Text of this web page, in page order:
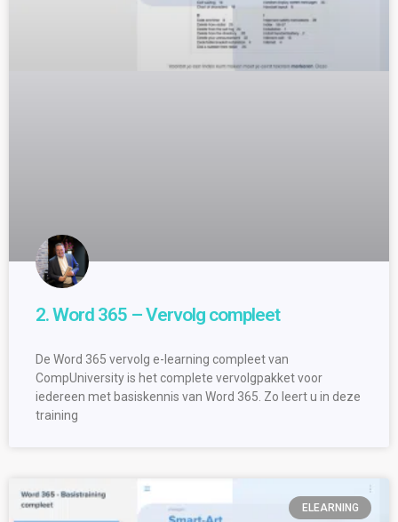
2. Word 365 – Vervolg compleet
De Word 365 vervolg e-learning compleet van
CompUniversity is het complete vervolgpakket voor
iedereen met basiskennis van Word 365. Zo leert u in deze
training
ELEARNING